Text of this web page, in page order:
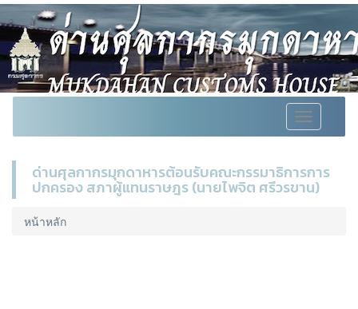
Toggle
navigation
ด่านศุลกากรมุกดาหารต้อนรับคณะกรรมาธิการการ
ปกครอง สภาผู้แทนราษฎร (นายไพจิต ศรีวรขาน)
หน้าหลัก